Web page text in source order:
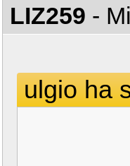
LIZ259 -
ulgio ha